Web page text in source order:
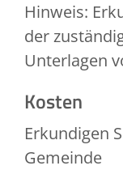
Hinweis:
der
Unterlagen
Kosten
Erkundigen
Gemeinde